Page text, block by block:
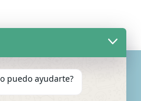
puedo ayudarte?